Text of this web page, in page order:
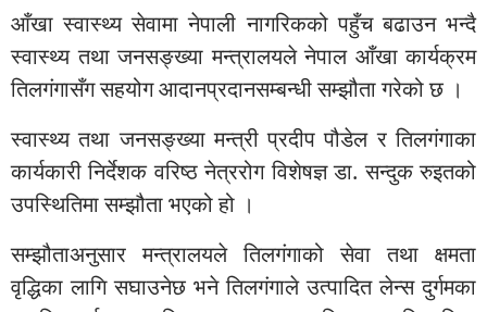
आँखा स्वास्थ्य सेवामा नेपाली नागरिकको पहुँच बढाउन भन्दै
स्वास्थ्य तथा जनसङ्ख्या मन्त्रालयले नेपाल आँखा कार्यक्रम
तिलगंगासँग सहयोग आदानप्रदानसम्बन्धी सम्झौता गरेको छ ।
स्वास्थ्य तथा जनसङ्ख्या मन्त्री प्रदीप पौडेल र तिलगंगाका
कार्यकारी निर्देशक वरिष्ठ नेत्ररोग विशेषज्ञ डा. सन्दुक रुइतको
उपस्थितिमा सम्झौता भएको हो ।
सम्झौताअनुसार मन्त्रालयले तिलगंगाको सेवा तथा क्षमता
वृद्धिका लागि सघाउनेछ भने तिलगंगाले उत्पादित लेन्स दुर्गमका